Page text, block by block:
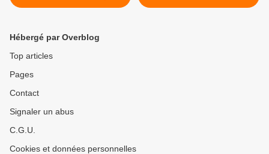
2016
Hébergé par Overblog
Top articles
Pages
Contact
Signaler un abus
C.G.U.
Cookies et données personnelles